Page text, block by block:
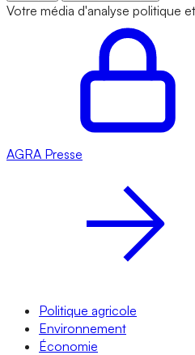
Votre média d'analyse politique
AGRA Presse
Politique agricole
Environnement
Économie